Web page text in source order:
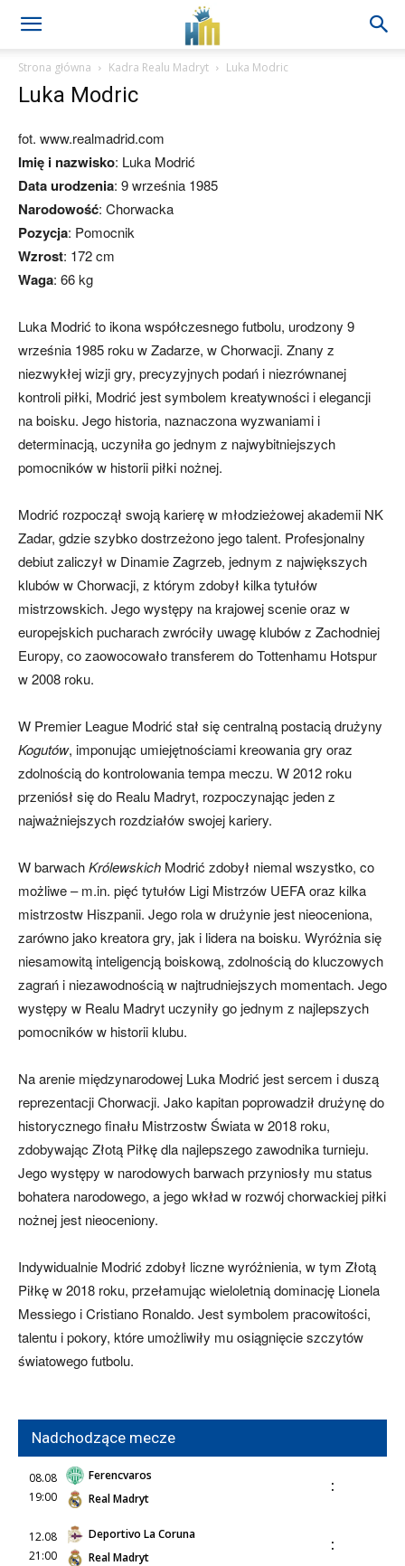
Strona główna Kadra Realu Madryt Luka Modric
Luka Modric
fot. www.realmadrid.com
Imię i nazwisko: Luka Modrić
Data urodzenia: 9 września 1985
Narodowość: Chorwacka
Pozycja: Pomocnik
Wzrost: 172 cm
Waga: 66 kg
Luka Modrić to ikona współczesnego futbolu, urodzony 9
września 1985 roku w Zadarze, w Chorwacji. Znany z
niezwykłej wizji gry, precyzyjnych podań i niezrównanej
kontroli piłki, Modrić jest symbolem kreatywności i elegancji
na boisku. Jego historia, naznaczona wyzwaniami i
determinacją, uczyniła go jednym z najwybitniejszych
pomocników w historii piłki nożnej.
Modrić rozpoczął swoją karierę w młodzieżowej akademii NK
Zadar, gdzie szybko dostrzeżono jego talent. Profesjonalny
debiut zaliczył w Dinamie Zagrzeb, jednym z największych
klubów w Chorwacji, z którym zdobył kilka tytułów
mistrzowskich. Jego występy na krajowej scenie oraz w
europejskich pucharach zwróciły uwagę klubów z Zachodniej
Europy, co zaowocowało transferem do Tottenhamu Hotspur
w 2008 roku.
W Premier League Modrić stał się centralną postacią drużyny
Kogutów, imponując umiejętnościami kreowania gry oraz
zdolnością do kontrolowania tempa meczu. W 2012 roku
przeniósł się do Realu Madryt, rozpoczynając jeden z
najważniejszych rozdziałów swojej kariery.
W barwachKrólewskich Modrić zdobył niemal wszystko, co
możliwe – m.in. pięć tytułów Ligi Mistrzów UEFA oraz kilka
mistrzostw Hiszpanii. Jego rola w drużynie jest nieoceniona,
zarówno jako kreatora gry, jak i lidera na boisku. Wyróżnia się
niesamowitą inteligencją boiskową, zdolnością do kluczowych
zagrań i niezawodnością w najtrudniejszych momentach. Jego
występy w Realu Madryt uczyniły go jednym z najlepszych
pomocników w historii klubu.
Na arenie międzynarodowej Luka Modrić jest sercem i duszą
reprezentacji Chorwacji. Jako kapitan poprowadził drużynę do
historycznego finału Mistrzostw Świata w 2018 roku,
zdobywając Złotą Piłkę dla najlepszego zawodnika turnieju.
Jego występy w narodowych barwach przyniosły mu status
bohatera narodowego, a jego wkład w rozwój chorwackiej piłki
nożnej jest nieoceniony.
Indywidualnie Modrić zdobył liczne wyróżnienia, w tym Złotą
Piłkę w 2018 roku, przełamując wieloletnią dominację Lionela
Messiego i Cristiano Ronaldo. Jest symbolem pracowitości,
talentu i pokory, które umożliwiły mu osiągnięcie szczytów
światowego futbolu.
Nadchodzące mecze
08.08
19:00
Ferencvaros
Real Madryt
:
12.08
21:00
Deportivo La Coruna
Real Madryt
: